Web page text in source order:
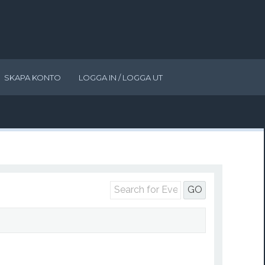
SKAPA KONTO LOGGA IN / LOGGA UT
GO